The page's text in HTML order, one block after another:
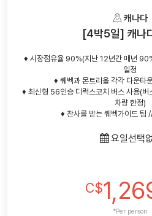
캐나다
[4박5일] 캐나
♦ 시장점유율 90%(지난 12년간 매년
일정
♦ 퀘벡과 몬트리올 각각 다운타
♦ 최신형 56인승 디럭스코치 버스 사용(
차량 한정)
♦ 찬사를 받는 퀘벡가이드 팀
요일선택
C$
*Per person